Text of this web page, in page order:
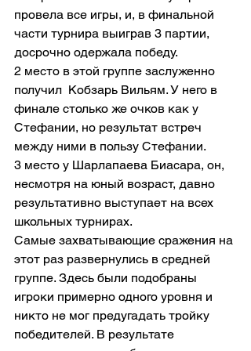
провела все игры, и, в финальной
части турнира выиграв 3 партии,
досрочно одержала победу.
2 место в этой группе заслуженно
получил  Кобзарь Вильям. У него в
финале столько же очков как у
Стефании, но результат встреч
между ними в пользу Стефании.
3 место у Шарлапаева Биасара, он,
несмотря на юный возраст, давно
результативно выступает на всех
школьных турнирах.
Самые захватывающие сражения на
этот раз развернулись в средней
группе. Здесь были подобраны
игроки примерно одного уровня и
никто не мог предугадать тройку
победителей. В результате